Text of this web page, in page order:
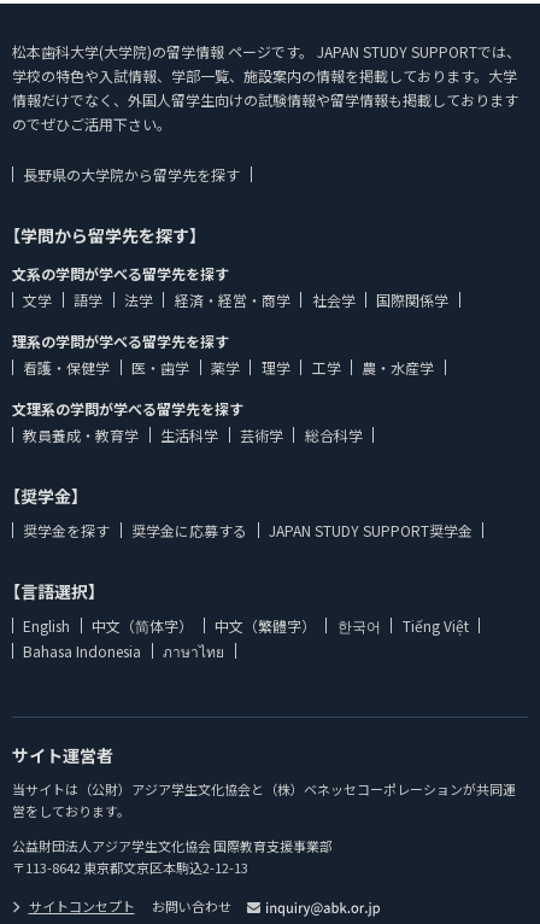
松本歯科大学(大学院)の留学情報 ページです。 JAPAN STUDY SUPPORTでは、
学校の特色や入試情報、学部一覧、施設案内の情報を掲載しております。大学
情報だけでなく、外国人留学生向けの試験情報や留学情報も掲載しております
のでぜひご活用下さい。
長野県の大学院から留学先を探す
【学問から留学先を探す】
文系の学問が学べる留学先を探す
文学
語学 法学 経済・経営・商学 社会学
国際関係学
理系の学問が学べる留学先を探す
看護・保健学
医・歯学 薬学 理学 工学
農・水産学
文理系の学問が学べる留学先を探す
教員養成・教育学
生活科学 芸術学 総合科学
【奨学金】
奨学金を探す 奨学金に応募する JAPAN STUDY SUPPORT奨学金
【言語選択】
English 中文（简体字） 中文（繁體字） 한국어
Tiếng Việt
Bahasa Indonesia
ภาษาไทย
サイト運営者
当サイトは（公財）アジア学生文化協会と（株）ベネッセコーポレーションが共同運
営をしております。
公益財団法人アジア学生文化協会 国際教育支援事業部
〒113-8642 東京都文京区本駒込2-12-13
サイトコンセプト
お問い合わせ